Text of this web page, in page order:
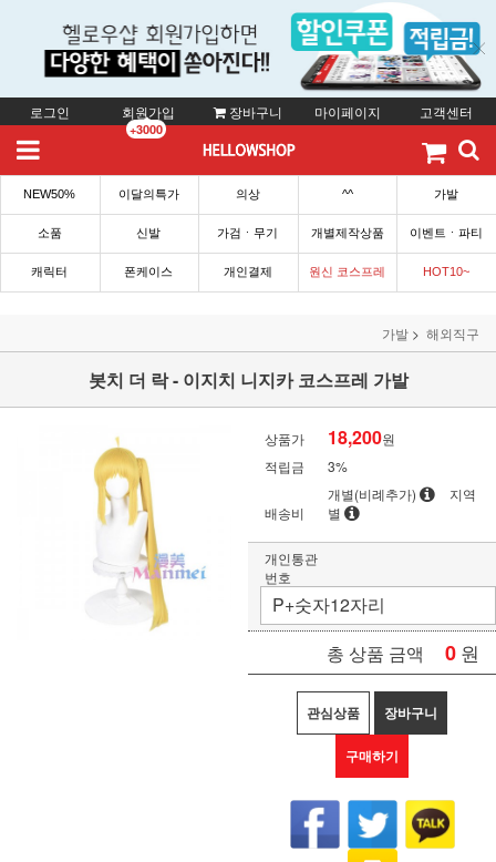
로그인 회원가입
+3000
장바구니 마이페이지 고객센터
NEW50% 이달의특가 의상 ^^ 가발
소품 신발 가검ㆍ무기 개별제작상품 이벤트ㆍ파티
캐릭터 폰케이스 개인결제 원신 코스프레 HOT10~
가발 해외직구
봇치 더 락 - 이지치 니지카 코스프레 가발
상품가 18,200원
적립금
3%
배송비
개별(비례추가)
지역
별
개인통관
번호
총 상품 금액 0 원
관심상품 장바구니
구매하기